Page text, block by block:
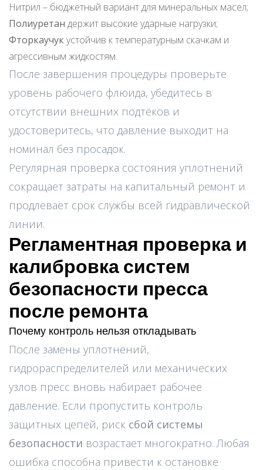
Нитрил – бюджетный вариант для минеральных масел;
Полиуретан держит высокие ударные нагрузки;
Фторкаучук устойчив к температурным скачкам и
агрессивным жидкостям.
После завершения процедуры проверьте
уровень рабочего флюида, убедитесь в
отсутствии внешних подтёков и
удостоверитесь, что давление выходит на
номинал без просадок.
Регулярная проверка состояния уплотнений
сокращает затраты на капитальный ремонт и
продлевает срок службы всей гидравлической
линии.
Регламентная проверка и
калибровка систем
безопасности пресса
после ремонта
Почему контроль нельзя откладывать
После замены уплотнений,
гидрораспределителей или механических
узлов пресс вновь набирает рабочее
давление. Если пропустить контроль
защитных цепей, риск сбой системы
безопасности возрастает многократно. Любая
ошибка способна привести к остановке